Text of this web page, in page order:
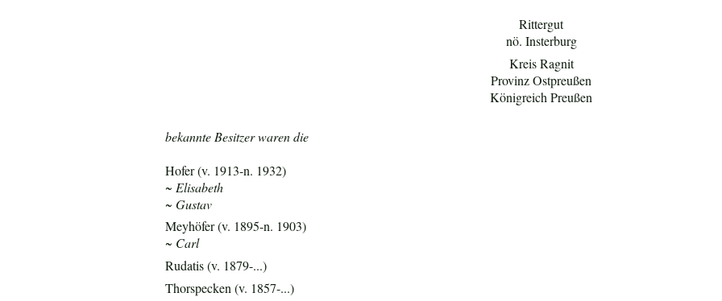
Rittergut
nö. Insterburg
Kreis Ragnit
Provinz Ostpreußen
Königreich Preußen
bekannte Besitzer waren die
Hofer (v. 1913-n. 1932)
~ Elisabeth
~ Gustav
Meyhöfer (v. 1895-n. 1903)
~ Carl
Rudatis (v. 1879-...)
Thorspecken (v. 1857-...)